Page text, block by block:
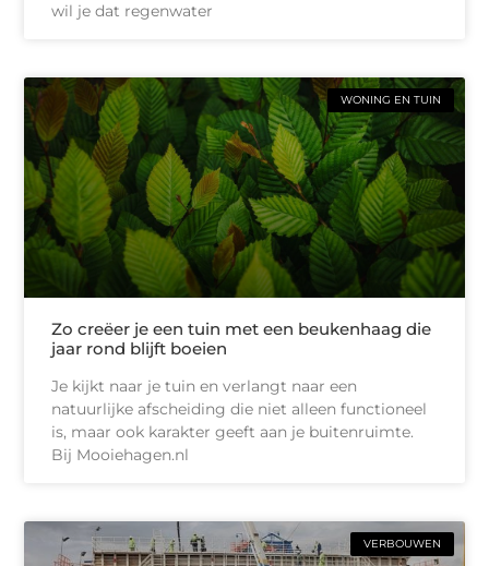
wil je dat regenwater
WONING EN TUIN
Zo creëer je een tuin met een beukenhaag die
jaar rond blijft boeien
Je kijkt naar je tuin en verlangt naar een
natuurlijke afscheiding die niet alleen functioneel
is, maar ook karakter geeft aan je buitenruimte.
Bij Mooiehagen.nl
VERBOUWEN